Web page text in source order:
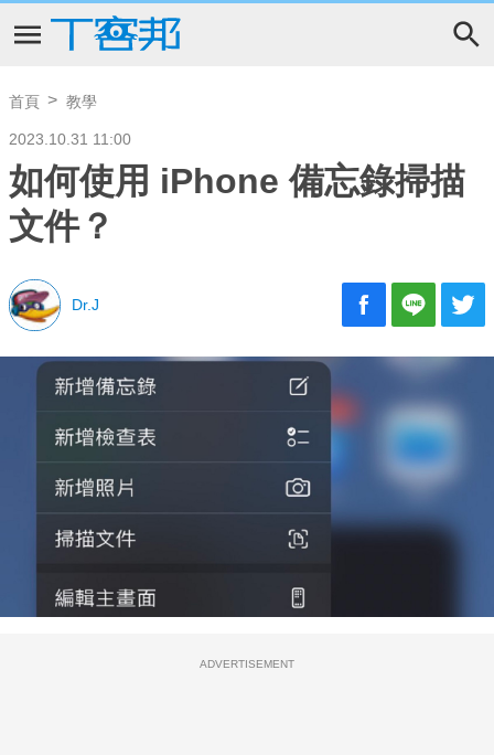
首頁 教學
2023.10.31 11:00
如何使用 iPhone 備忘錄掃描
文件？
Dr.J
ADVERTISEMENT